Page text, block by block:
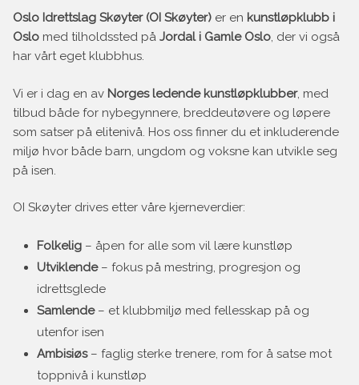
Oslo Idrettslag Skøyter (OI Skøyter) er en kunstløpklubb i
Oslo med tilholdssted på Jordal i Gamle Oslo, der vi også
har vårt eget klubbhus.
Vi er i dag en av Norges ledende kunstløpklubber, med
tilbud både for nybegynnere, breddeutøvere og løpere
som satser på elitenivå. Hos oss finner du et inkluderende
miljø hvor både barn, ungdom og voksne kan utvikle seg
på isen.
OI Skøyter drives etter våre kjerneverdier:
Folkelig – åpen for alle som vil lære kunstløp
Utviklende– fokus på mestring, progresjon og
idrettsglede
Samlende– et klubbmiljø med fellesskap på og
utenfor isen
Ambisiøs– faglig sterke trenere, rom for å satse mot
toppnivå i kunstløp